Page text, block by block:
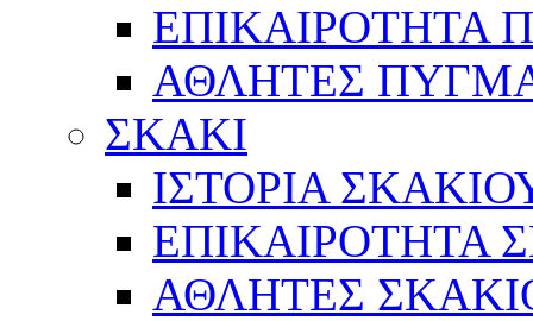
ΕΠΙΚΑΙΡΟΤΗΤΑ
ΑΘΛΗΤΕΣ
ΣΚΑΚΙ
ΙΣΤΟΡΙΑ
ΕΠΙΚΑΙΡΟΤΗΤΑ
ΑΘΛΗΤΕΣ